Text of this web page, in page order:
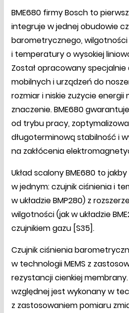
BME680 firmy Bosch to
integruje w jednej obudowie
barometrycznego, wilgotności
i temperatury o wysokiej
Został opracowany
mobilnych i urządzeń do
rozmiar i niskie zużycie energii
znaczenie. BME680
od trybu pracy,
długoterminową stabilność i
na zakłócenia
Układ scalony BME680 to jakby
w jednym: czujnik ciśnienia i
w układzie BMP280) z
wilgotności (jak w układzie
czujnikiem gazu [S35].
Czujnik ciśnienia
w technologii MEMS z
rezystancji cienkiej
względnej jest wykonany w
z zastosowaniem pomiaru